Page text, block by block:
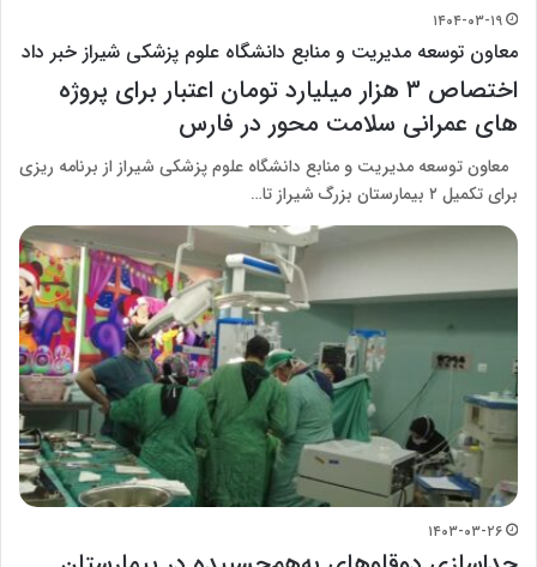
۱۴۰۴-۰۳-۱۹
معاون توسعه مدیریت و منابع دانشگاه علوم پزشکی شیراز خبر داد
اختصاص ۳ هزار میلیارد تومان اعتبار برای پروژه
های عمرانی سلامت محور در فارس
معاون توسعه مدیریت و منابع دانشگاه علوم پزشکی شیراز از برنامه ریزی
برای تکمیل ۲ بیمارستان بزرگ شیراز تا…
۱۴۰۳-۰۳-۲۶